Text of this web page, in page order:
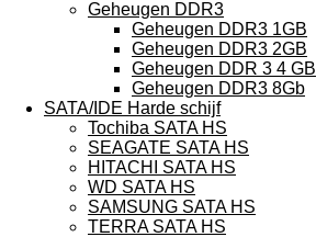
Geheugen DDR3
Geheugen DDR3 1GB
Geheugen DDR3 2GB
Geheugen DDR 3 4 GB
Geheugen DDR3 8Gb
SATA/IDE Harde schijf
Tochiba SATA HS
SEAGATE SATA HS
HITACHI SATA HS
WD SATA HS
SAMSUNG SATA HS
TERRA SATA HS